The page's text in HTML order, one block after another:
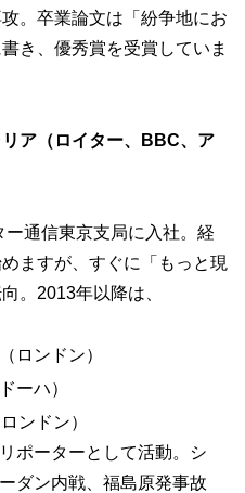
。卒業論文は「紛争地にお
き、優秀賞を受賞していま
ア（ロイター、BBC、ア
通信東京支局に入社。経
ますが、すぐに「もっと現
。2013年以降は、
ロンドン）
ーハ）
ンドン）
ポーターとして活動。シ
ダン内戦、福島原発事故